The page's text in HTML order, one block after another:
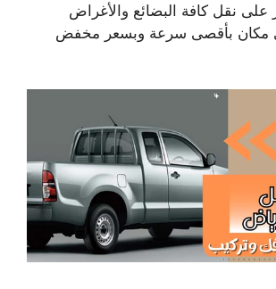
على نقل كافة البضائع والأغراض
مكان بأقصى سرعة وبسعر مخفض